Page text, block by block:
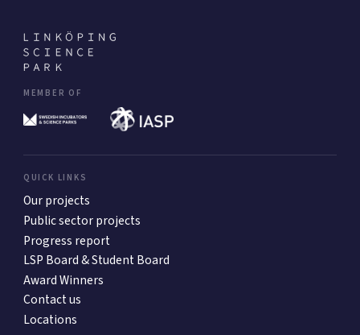
MEMBER OF
QUICK LINKS
Our projects
Public sector projects
Progress report
LSP Board & Student Board
Award Winners
Contact us
Locations